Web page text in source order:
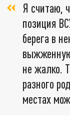
Я считаю,
позиция
берега в
не жалко.
разного
местах